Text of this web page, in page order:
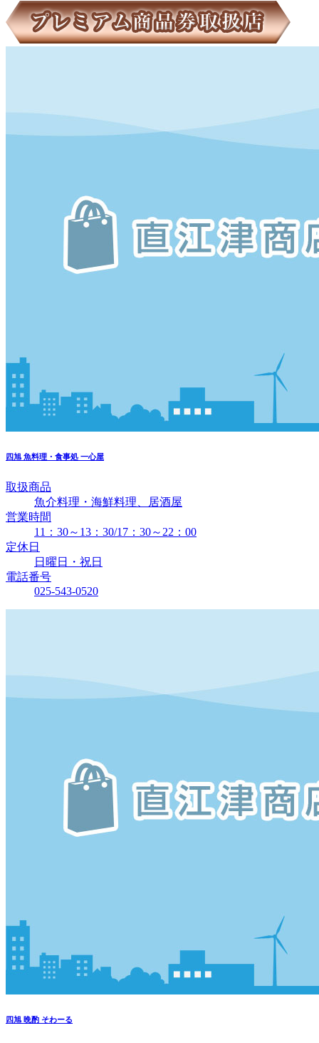
四旭 魚料理・食事処 一心屋
取扱商品
魚介料理・海鮮料理、居酒屋
営業時間
11：30～13：30/17：30～22：00
定休日
日曜日・祝日
電話番号
025-543-0520
四旭 晩酌 そわーる